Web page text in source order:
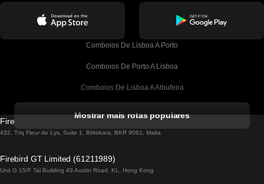
Comboios De Lisboa A Porto
Comboios De Porto A Lisboa
Comboios De Lisboa A Albufeira
Comboios De Lisboa A Lagos
Comboios De Lisboa A Madrid
Mostrar mais rotas populares
Firebird GT Limited (OC 1451)
432, Triq Fleur de Lys, Suite 1, Birkirkara, BKR 9061, Malta
Firebird GT Limited (61211989)
Unit G 15/F Tal Building 49 Austin Road, KL, Hong Kong